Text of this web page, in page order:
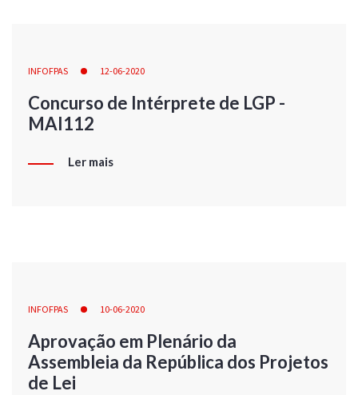
INFOFPAS 12-06-2020
Concurso de Intérprete de LGP -
MAI112
Ler mais
INFOFPAS 10-06-2020
Aprovação em Plenário da
Assembleia da República dos Projetos
de Lei